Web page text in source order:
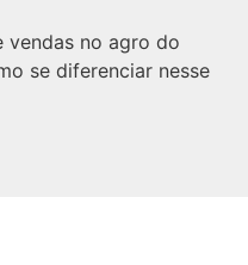
no agro do
se diferenciar nesse